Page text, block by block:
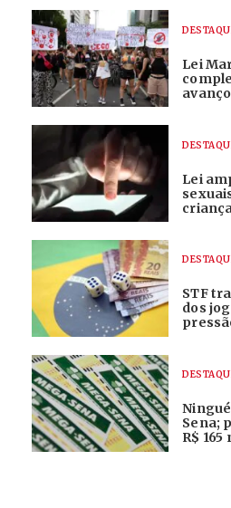
Lei
Lei
STF
dos
Sena;
R$